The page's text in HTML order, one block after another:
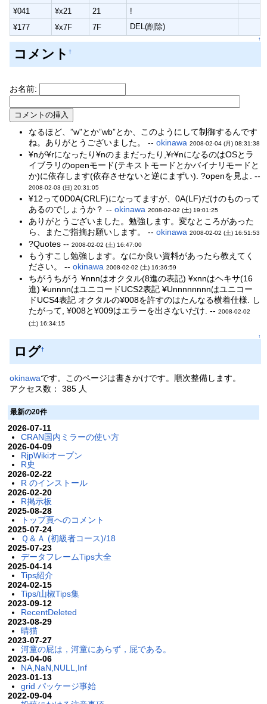
¥041
¥x21 21
!
¥177
¥x7F 7F DEL(削除)
↑
コメント †
お名前:
なるほど、”w"とか”wb”とか、このようにして制御するんです
ね。ありがとうございました。 --okinawa 2008-02-04 (月) 08:31:38
¥nが¥rになったり¥nのままだったり,¥r¥nになるのはOSとラ
イブラリのopenモード(テキストモードとかバイナリモードと
か)に依存します(依存させないと逆にまずい). ?openを見よ. --
2008-02-03 (日) 20:31:05
¥12って0D0A(CRLF)になってますが、0A(LF)だけのものって
あるのでしょうか？ --okinawa 2008-02-02 (土) 19:01:25
ありがとうございました。勉強します。変なところがあった
ら、またご指摘お願いします。 --okinawa 2008-02-02 (土) 16:51:53
?Quotes --2008-02-02 (土) 16:47:00
もうすこし勉強します。なにか良い資料があったら教えてく
ださい。 --okinawa 2008-02-02 (土) 16:36:59
ちがうちがう ¥nnnはオクタル(8進の表記) ¥xnnはヘキサ(16
進) ¥unnnnはユニコードUCS2表記 ¥Unnnnnnnnはユニコー
ドUCS4表記 オクタルの¥008を許すのはたんなる横着仕様. し
たがって, ¥008と¥009はエラーを出さないだけ. --2008-02-02
(土) 16:34:15
↑
ログ†
okinawaです。このページは書きかけです。順次整備します。
アクセス数： 385 人
最新の20件
2026-07-11
CRAN国内ミラーの使い方
2026-04-09
RjpWikiオープン
R史
2026-02-22
R のインストール
2026-02-20
R掲示板
2025-08-28
トップ頁へのコメント
2025-07-24
Ｑ＆Ａ (初級者コース)/18
2025-07-23
データフレームTips大全
2025-04-14
Tips紹介
2024-02-15
Tips/山椒Tips集
2023-09-12
RecentDeleted
2023-08-29
晴猫
2023-07-27
河童の屁は，河童にあらず，屁である。
2023-04-06
NA,NaN,NULL,Inf
2023-01-13
grid パッケージ事始
2022-09-04